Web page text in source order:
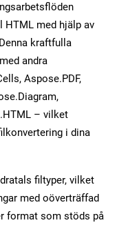
HTML med hjälp av
kraftfulla
andra
Aspose.PDF,
– vilket
i dina
filtyper, vilket
med oöverträffad
format som stöds på